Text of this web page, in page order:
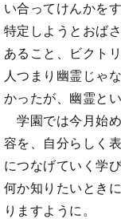
い合ってけんかを
特定しようとおば
あること、ビクト
人つまり幽霊じゃ
かったが、幽霊と
学園では今月始
容を、自分らしく
につなげていく学
何か知りたいとき
りますように。